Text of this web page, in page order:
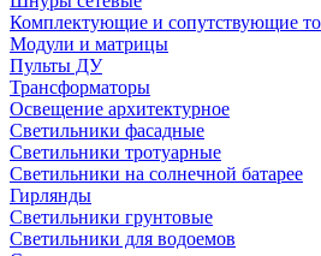
Комплектующие и сопутствующие
Модули и матрицы
Пульты ДУ
Трансформаторы
Освещение архитектурное
Светильники фасадные
Светильники тротуарные
Светильники на солнечной батарее
Гирлянды
Светильники грунтовые
Светильники для водоемов